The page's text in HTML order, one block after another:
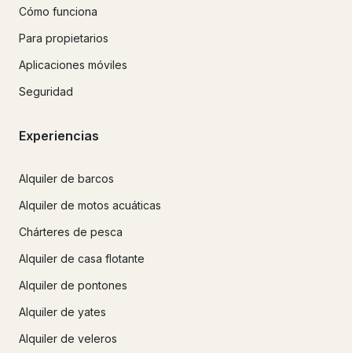
Cómo funciona
Para propietarios
Aplicaciones móviles
Seguridad
Experiencias
Alquiler de barcos
Alquiler de motos acuáticas
Chárteres de pesca
Alquiler de casa flotante
Alquiler de pontones
Alquiler de yates
Alquiler de veleros